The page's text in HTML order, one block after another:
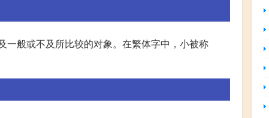
一般或不及所比较的对象。在繁体字中，小被称